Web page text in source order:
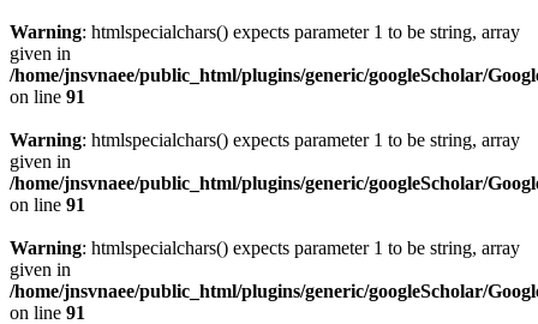
Warning: htmlspecialchars() expects parameter 1 to be string, array
given in
/home/jnsvnaee/public_html/plugins/generic/googleScholar/
on line 91
Warning: htmlspecialchars() expects parameter 1 to be string, array
given in
/home/jnsvnaee/public_html/plugins/generic/googleScholar/
on line 91
Warning: htmlspecialchars() expects parameter 1 to be string, array
given in
/home/jnsvnaee/public_html/plugins/generic/googleScholar/
on line 91